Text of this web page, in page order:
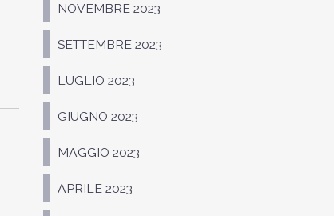
NOVEMBRE 2023
SETTEMBRE 2023
LUGLIO 2023
GIUGNO 2023
MAGGIO 2023
APRILE 2023